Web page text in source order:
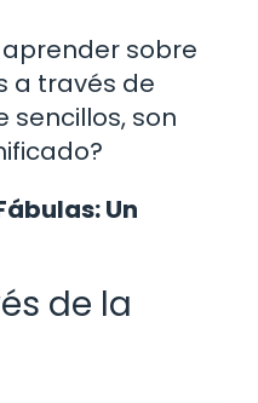
sobre
a través de
sencillos, son
Un
de la